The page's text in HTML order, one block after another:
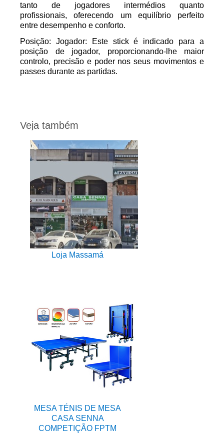
tanto de jogadores intermédios quanto
profissionais, oferecendo um equilíbrio perfeito
entre desempenho e conforto.
Posição: Jogador: Este stick é indicado para a
posição de jogador, proporcionando-lhe maior
controlo, precisão e poder nos seus movimentos e
passes durante as partidas.
Veja também
Loja Massamá
MESA TÉNIS DE MESA
CASA SENNA
COMPETIÇÃO FPTM